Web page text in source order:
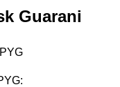
Guarani